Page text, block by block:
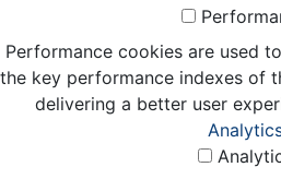
Performance cookies are used
the key performance indexes of
delivering a better user